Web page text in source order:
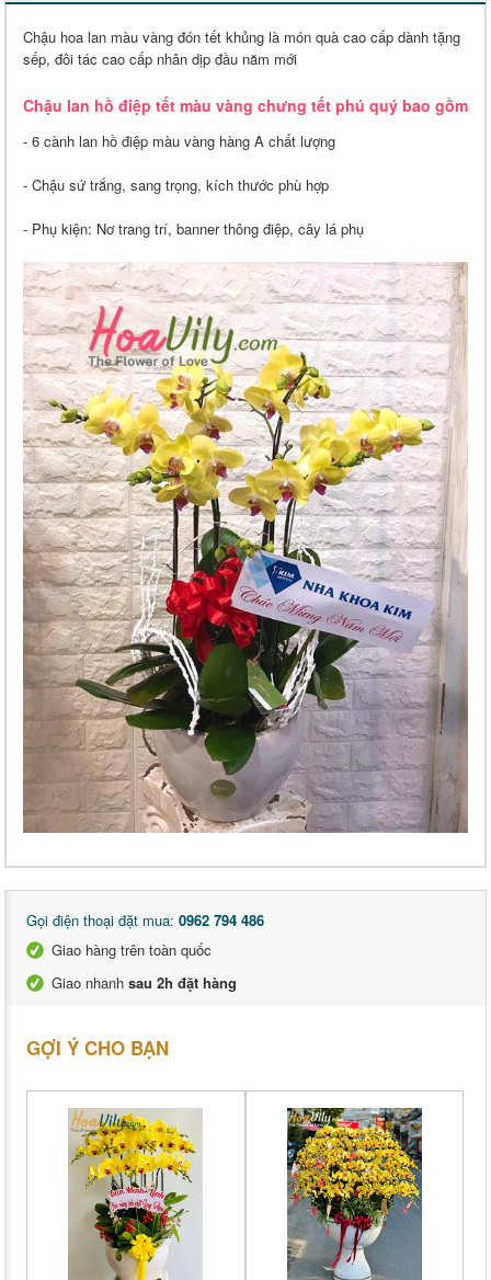
Chậu hoa lan màu vàng đón tết khủng là món quà cao cấp dành tặng
sếp, đôi tác cao cấp nhân dịp đầu năm mới
Chậu lan hồ điệp tết màu vàng chưng tết phú quý bao gồm
- 6 cành lan hồ điệp màu vàng hàng A chất lượng
- Chậu sứ trắng, sang trọng, kích thước phù hợp
- Phụ kiện: Nơ trang trí, banner thông điệp, cây lá phụ
Gọi điện thoại đặt mua: 0962 794 486
Giao hàng trên toàn quốc
Giao nhanh sau 2h đặt hàng
GỢI Ý CHO BẠN